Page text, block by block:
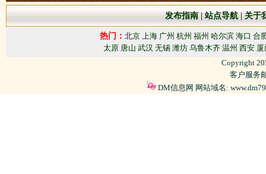
发布指南 |站点导航| 关于
热门： 北京 上海 广州 杭州 福州 哈尔滨 海口 合
太原 唐山 武汉 无锡 潍坊 乌鲁木齐 温州 西安 厦
Copyright
客户服务
DM信息网 网站域名: